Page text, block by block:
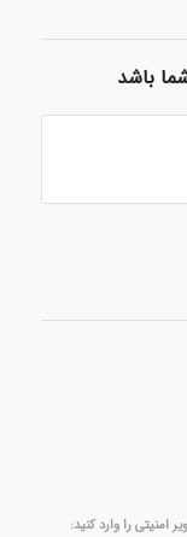
باشد
امنیتی را وارد کنید: